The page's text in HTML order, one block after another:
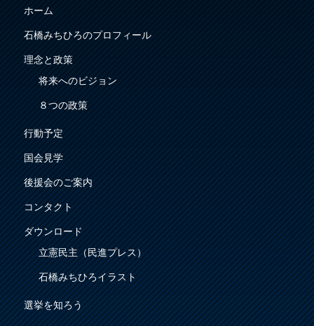
ホーム
石橋みちひろのプロフィール
理念と政策
将来へのビジョン
８つの政策
行動予定
国会見学
後援会のご案内
コンタクト
ダウンロード
立憲民主（民進プレス）
石橋みちひろイラスト
選挙を知ろう